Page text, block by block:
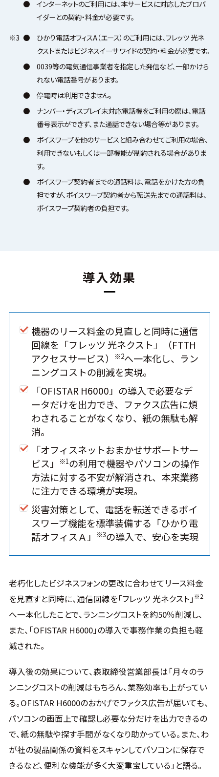
●
インターネットのご利用には、本サービスに対応したプロバ
イダーとの契約・料金が必要です。
※3 ●
ひかり電話オフィスA（エース）のご利用には、フレッツ 光ネ
クストまたはビジネスイーサ ワイドの契約・料金が必要です。
●
0039等の電気通信事業者を指定した発信など、一部かけら
れない電話番号があります。
●
停電時は利用できません。
●
ナンバー・ディスプレイ未対応電話機をご利用の際は、電話
番号表示ができず、また通話できない場合等があります。
●
ボイスワープを他のサービスと組み合わせてご利用の場合、
利用できないもしくは一部機能が制約される場合がありま
す。
●
ボイスワープ契約者までの通話料は、電話をかけた方の負
担ですが、ボイスワープ契約者から転送先までの通話料は、
ボイスワープ契約者の負担です。
導入効果
機器のリース料金の見直しと同時に通信
回線を「フレッツ 光ネクスト」（FTTH
アクセスサービス）
※2へ一本化し、ラン
ニングコストの削減を実現。
「OFISTAR H6000」の導入で必要なデ
ータだけを出力でき、ファクス広告に煩
わされることがなくなり、紙の無駄も解
消。
「オフィスネットおまかせサポートサー
ビス」
※1の利用で機器やパソコンの操作
方法に対する不安が解消され、本来業務
に注力できる環境が実現。
災害対策として、電話を転送できるボイ
スワープ機能を標準装備する「ひかり電
話オフィスＡ」
※3の導入で、安心を実現
老朽化したビジネスフォンの更改に合わせてリース料金
を見直すと同時に、通信回線を「フレッツ 光ネクスト」 ※2
へ一本化したことで、ランニングコストを約50％削減し、
また、「OFISTAR H6000」の導入で事務作業の負担も軽
減された。
導入後の効果について、森取締役営業部長は「月々のラ
ンニングコストの削減はもちろん、業務効率も上がってい
る。OFISTAR H6000のおかげでファクス広告が届いても、
パソコンの画面上で確認し必要な分だけを出力できるの
で、紙の無駄や探す手間がなくなり助かっている。また、わ
が社の製品関係の資料をスキャンしてパソコンに保存で
きるなど、便利な機能が多く大変重宝している」と語る。